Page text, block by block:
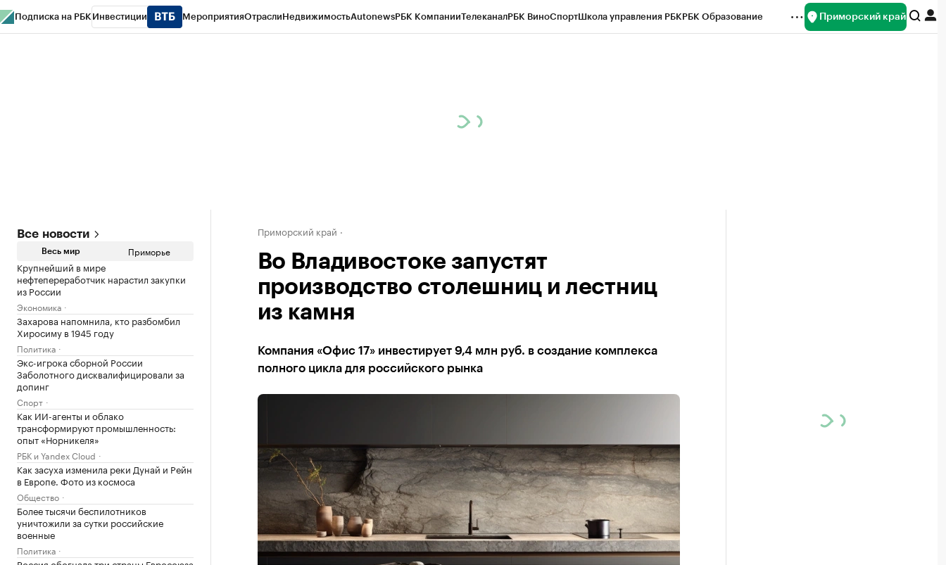
Подписка на РБК Инвестиции МероприятияОтраслиНедвижимостьAutonewsРБК КомпанииТелеканалРБК ВиноСпортШкола управления РБКРБК Образование Приморский край
Все новости
Весь мир Приморье
Крупнейший в мире
нефтепереработчик нарастил закупки
из России
Экономика
Захарова напомнила, кто разбомбил
Хиросиму в 1945 году
Политика
Экс-игрока сборной России
Заболотного дисквалифицировали за
допинг
Спорт
Как ИИ-агенты и облако
трансформируют промышленность:
опыт «Норникеля»
РБК и Yandex Cloud
Как засуха изменила реки Дунай и Рейн
в Европе. Фото из космоса
Общество
Более тысячи беспилотников
уничтожили за сутки российские
военные
Политика
Приморский край
Во Владивостоке запустят
производство столешниц и лестниц
из камня
Компания «Офис 17» инвестирует 9,4 млн руб. в создание комплекса
полного цикла для российского рынка